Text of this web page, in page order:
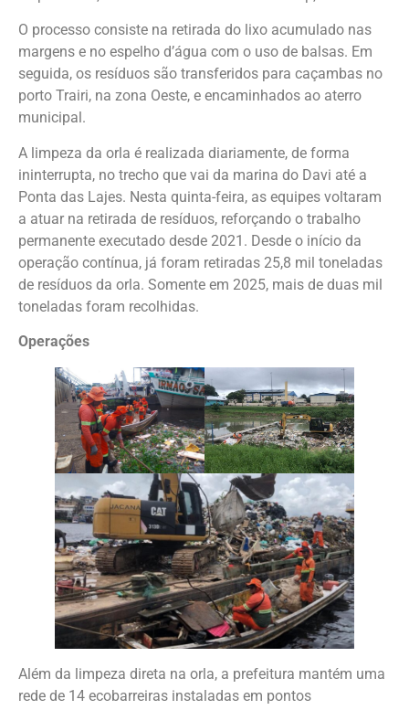
O processo consiste na retirada do lixo acumulado nas
margens e no espelho d’água com o uso de balsas. Em
seguida, os resíduos são transferidos para caçambas no
porto Trairi, na zona Oeste, e encaminhados ao aterro
municipal.
A limpeza da orla é realizada diariamente, de forma
ininterrupta, no trecho que vai da marina do Davi até a
Ponta das Lajes. Nesta quinta-feira, as equipes voltaram
a atuar na retirada de resíduos, reforçando o trabalho
permanente executado desde 2021. Desde o início da
operação contínua, já foram retiradas 25,8 mil toneladas
de resíduos da orla. Somente em 2025, mais de duas mil
toneladas foram recolhidas.
Operações
Além da limpeza direta na orla, a prefeitura mantém uma
rede de 14 ecobarreiras instaladas em pontos